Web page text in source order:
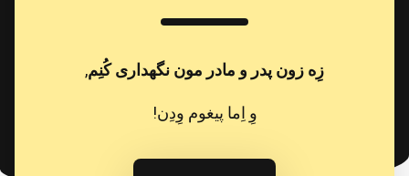
زِه زون پدر و مادر مون نگهداری کُنِم,
وِ اِما پیغوم وِدِن!